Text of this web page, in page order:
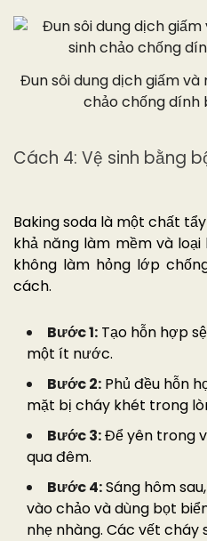
Đun sôi dung dịch giấm
chảo chống dính
Cách 4: Vệ sinh bằng
Baking soda là một chất
khả năng làm mềm và
không làm hỏng lớp
cách.
Bước 1: Tạo hỗn hợp
một ít nước.
Bước 2: Phủ đều hỗn
mặt bị cháy khét trong
Bước 3:Để yên trong
qua đêm.
Bước 4:Sáng hôm
vào chảo và dùng bọt
nhẹ nhàng. Các vết cháy